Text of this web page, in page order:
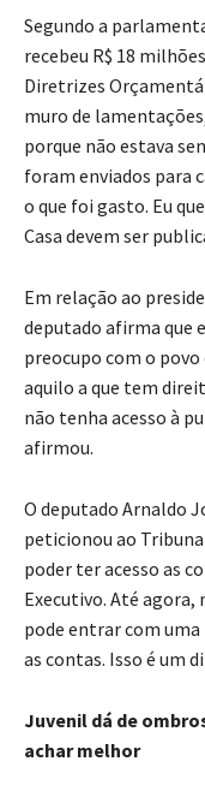
Segundo a
recebeu R$ 18
Diretrizes
muro de
porque não estava
foram enviados para
o que foi gasto. Eu
Casa devem ser
Em relação ao
deputado afirma que
preocupo com o
aquilo a que tem
não tenha acesso à
afirmou.
O deputado Arnaldo
peticionou ao
poder ter acesso as
Executivo. Até agora,
pode entrar com
as contas. Isso é um
Juvenil dá de
achar melhor